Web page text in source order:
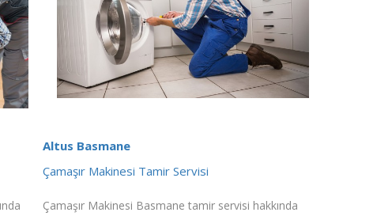
Altus Basmane
Çamaşır Makinesi Tamir Servisi
Çamaşır Makinesi Basmane tamir servisi hakkında